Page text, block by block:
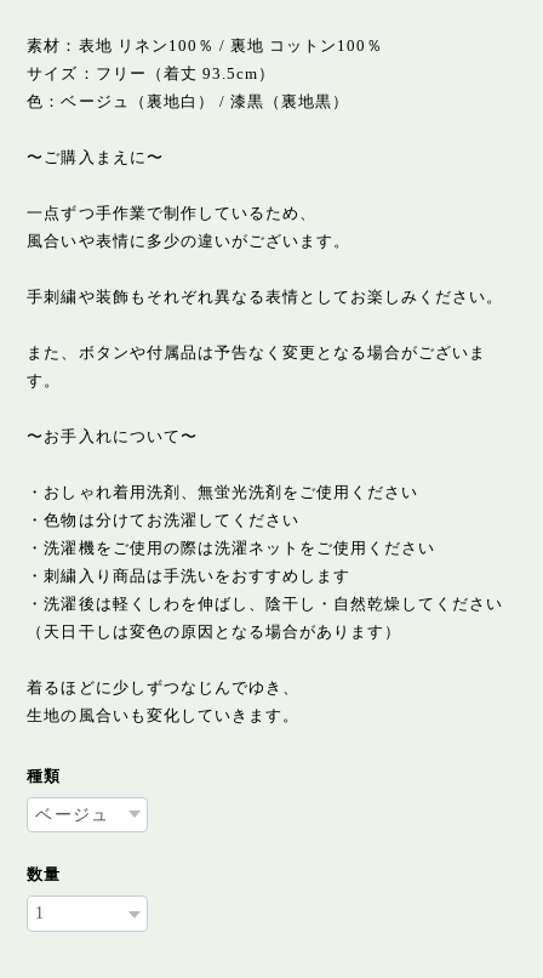
素材：表地 リネン100％ / 裏地 コットン100％
サイズ：フリー（着丈 93.5cm）
色：ベージュ（裏地白） / 漆黒（裏地黒）
〜ご購入まえに〜
一点ずつ手作業で制作しているため、
風合いや表情に多少の違いがございます。
手刺繍や装飾もそれぞれ異なる表情としてお楽しみください。
また、ボタンや付属品は予告なく変更となる場合がございま
す。
〜お手入れについて〜
・おしゃれ着用洗剤、無蛍光洗剤をご使用ください
・色物は分けてお洗濯してください
・洗濯機をご使用の際は洗濯ネットをご使用ください
・刺繍入り商品は手洗いをおすすめします
・洗濯後は軽くしわを伸ばし、陰干し・自然乾燥してください
（天日干しは変色の原因となる場合があります）
着るほどに少しずつなじんでゆき、
生地の風合いも変化していきます。
種類
数量